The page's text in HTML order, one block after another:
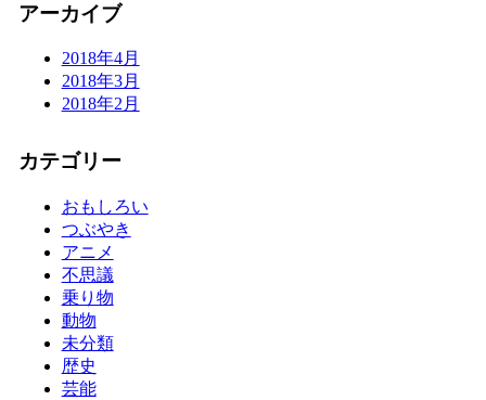
アーカイブ
2018年4月
2018年3月
2018年2月
カテゴリー
おもしろい
つぶやき
アニメ
不思議
乗り物
動物
未分類
歴史
芸能